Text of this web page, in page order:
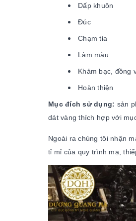
Dấp khuôn
Đúc
Chạm tỉa
Làm màu
Khảm bạc, đồng
Hoàn thiện
Mục đích sử dụng: sản
dát vàng thích hợp với
Ngoài ra chúng tôi nhận
tỉ mỉ của quy trình mạ,